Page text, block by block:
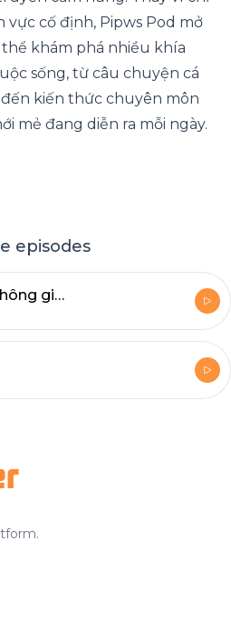
cố định, Pipws Pod mở
thể khám phá nhiều khía
sống, từ câu chuyện cá
kiến thức chuyên môn
mẻ đang diễn ra mỗi ngày.
episodes
Pipws Pod – Không gian podcast đa sắc màu cho mọi người